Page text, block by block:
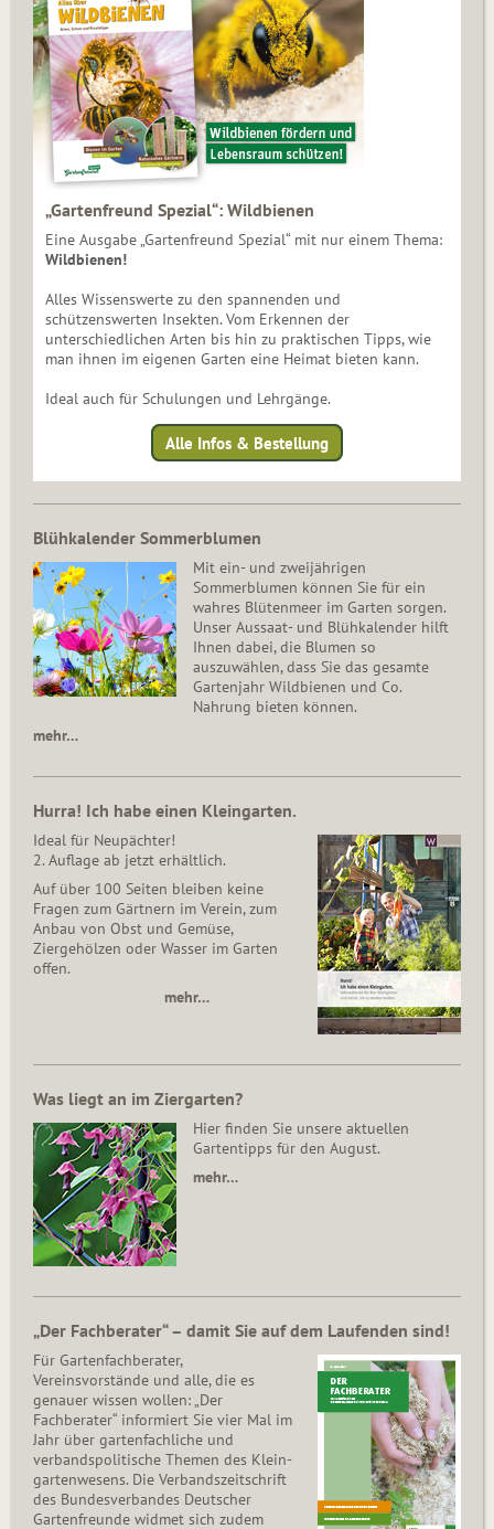
„Gartenfreund Spezial“: Wildbienen
Eine Ausgabe „Gartenfreund Spezial“ mit nur einem Thema:
Wildbienen!
Alles Wissenswerte zu den spannenden und
schützenswerten Insekten. Vom Erkennen der
unterschiedlichen Arten bis hin zu praktischen Tipps, wie
man ihnen im eigenen Garten eine Heimat bieten kann.
Ideal auch für Schulungen und Lehrgänge.
Alle Infos & Bestellung
Blühkalender Sommerblumen
Mit ein- und zweijährigen
Sommerblumen können Sie für ein
wahres Blütenmeer im Garten sorgen.
Unser Aussaat- und Blühkalender hilft
Ihnen dabei, die Blumen so
auszuwählen, dass Sie das gesamte
Gartenjahr Wildbienen und Co.
Nahrung bieten können.
mehr…
Hurra! Ich habe einen Kleingarten.
Ideal für Neupächter!
2. Auflage ab jetzt erhältlich.
Auf über 100 Seiten bleiben keine
Fragen zum Gärtnern im Verein, zum
Anbau von Obst und Gemüse,
Ziergehölzen oder Wasser im Garten
offen.
mehr…
Was liegt an im Ziergarten?
Hier finden Sie unsere aktuellen
Gartentipps für den August.
mehr…
„Der Fachberater“ – damit Sie auf dem Laufenden sind!
Für Gartenfachberater,
Vereinsvorstände und alle, die es
genauer wissen wollen: „Der
Fachberater“ informiert Sie vier Mal im
Jahr über gartenfachliche und
verbandspolitische Themen des Klein­
gar­ten­wesens. Die Ver­bands­zeit­schrift
des Bun­des­ver­ban­des Deutscher
Gartenfreunde widmet sich zudem